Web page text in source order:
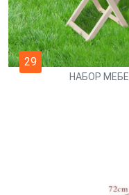
29
НАБОР